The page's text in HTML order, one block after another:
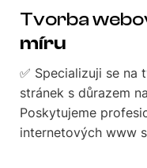
Tvorba
míru
✅ Specializuji se
stránek s důrazem
Poskytujeme
internetových www